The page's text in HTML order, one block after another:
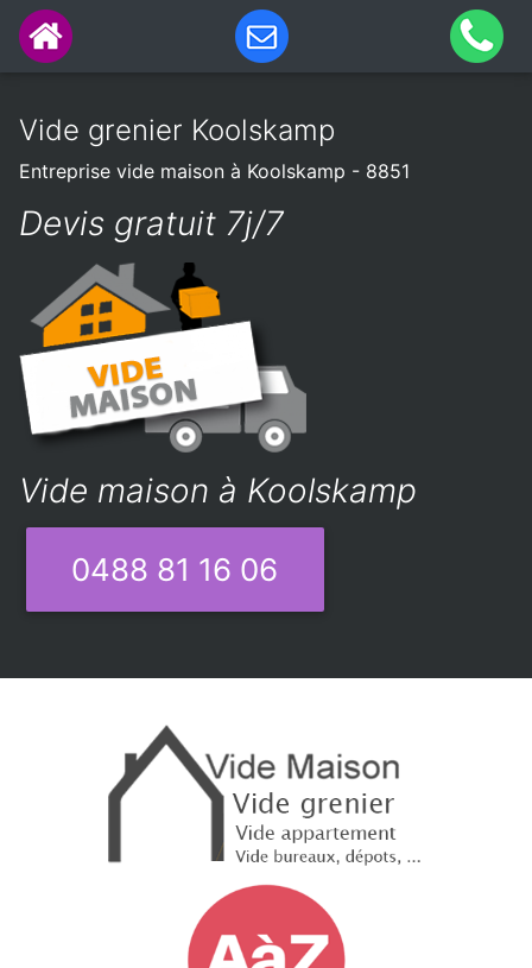
Vide grenier Koolskamp
Entreprise vide maison à Koolskamp - 8851
Devis gratuit 7j/7
Vide maison à Koolskamp
0488 81 16 06